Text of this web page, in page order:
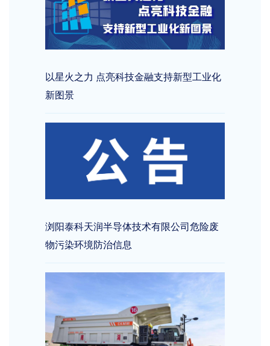
以星火之力 点亮科技金融支持新型工业化
新图景
浏阳泰科天润半导体技术有限公司危险废
物污染环境防治信息